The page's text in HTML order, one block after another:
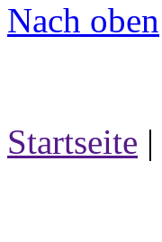
Nach oben
Startseite |